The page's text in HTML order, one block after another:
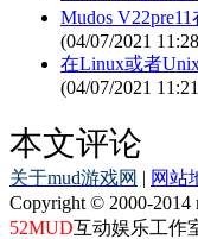
Mudos
(04/07/2021
在Linux或者
(04/07/2021
本文评论
关于mud游戏网 | 网站
Copyright © 2000-2014
52MUD互动娱乐工作